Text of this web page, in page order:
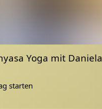
Yoga mit Daniela
starten